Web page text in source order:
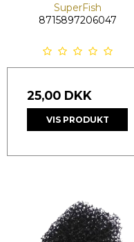
SuperFish
8715897206047
25,00 DKK
VIS PRODUKT